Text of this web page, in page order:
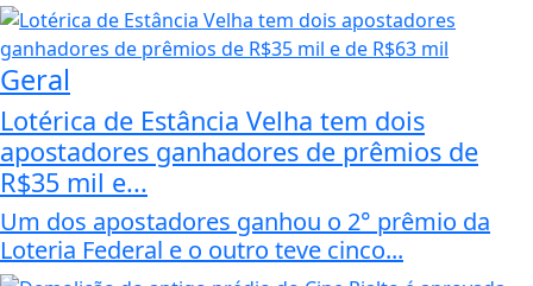
Geral
Lotérica de Estância Velha tem dois
apostadores ganhadores de prêmios de
R$35 mil e...
Um dos apostadores ganhou o 2° prêmio da
Loteria Federal e o outro teve cinco...